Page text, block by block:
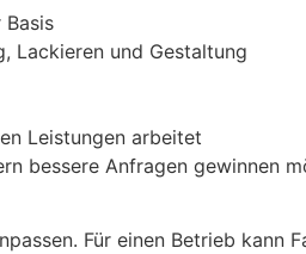
Lackieren und Gestaltung
Leistungen arbeitet
bessere Anfragen gewinnen
Für einen Betrieb kann